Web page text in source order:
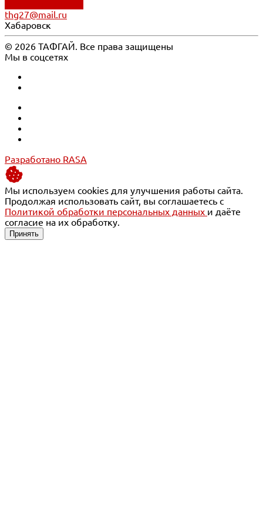
thg27@mail.ru
Хабаровск
© 2026 ТАФГАЙ. Все права защищены
Мы в соцсетях
Разработано RASA
Мы используем cookies для улучшения работы сайта.
Продолжая использовать сайт, вы соглашаетесь с
Политикой обработки персональных данных и даёте
согласие на их обработку.
Принять